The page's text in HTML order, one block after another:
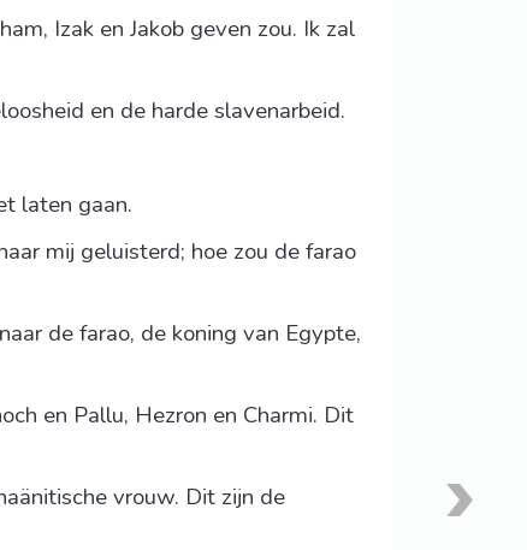
Izak en Jakob geven zou. Ik zal
en de harde slavenarbeid.
laten gaan.
mij geluisterd; hoe zou de farao
de farao, de koning van Egypte,
en Pallu, Hezron en Charmi. Dit
vrouw. Dit zijn de